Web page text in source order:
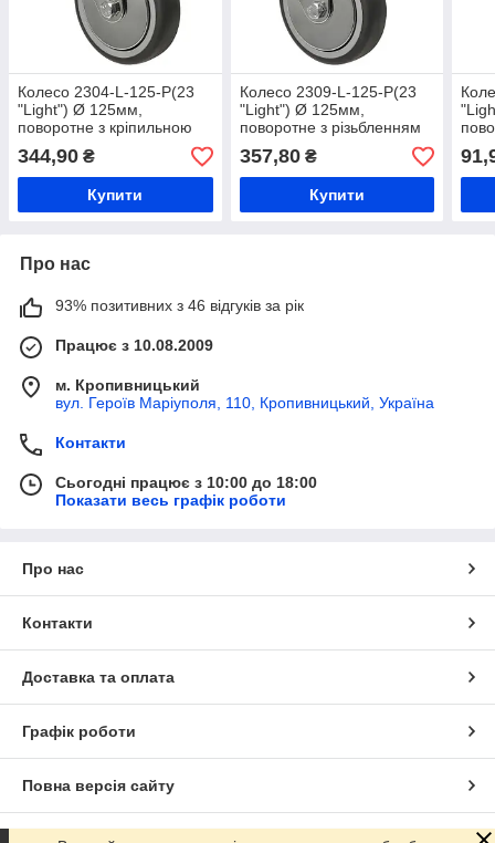
Колесо 2304-L-125-P(23
"Light") Ø 125мм,
поворотне з кріпильною
панеллю та гальмом,
підшипник ковзання,
гумове колесо на візок
344,90 ₴
Купити
Колесо 2309-L-125-P(23
"Light") Ø 125мм,
поворотне з різьбленням
та гальмом, підшипник
ковзання
357,80₴
Купити
на
Про нас
93% позитивних з 46 відгуків за рік
Працює з 10.08.2009
м. Кропивницький
вул. Героїв Маріуполя, 110, Кропивницький, Україна
Контакти
Сьогодні працює з 10:00 до 18:00
Показати весь графік роботи
Про нас
Контакти
Доставка та оплата
Графік роботи
Повна версія сайту